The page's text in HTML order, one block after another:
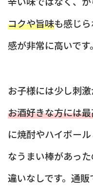
コクや旨味も感じ
感が非常に高いです。
お子様には少し刺激
お酒好きな方には
に焼酎やハイボー
なうまい棒があっ
違いなしです。通